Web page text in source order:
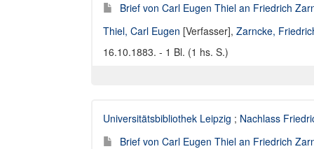
Brief von Carl Eugen Thiel an Friedrich
Thiel, Carl Eugen [Verfasser], Zarncke,
16.10.1883. - 1 Bl. (1 hs. S.)
Universitätsbibliothek Leipzig ; Nachlass
Brief von Carl Eugen Thiel an Friedrich